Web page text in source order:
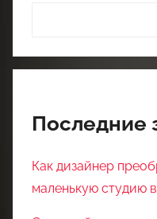
Последние
Как дизайнер
маленькую студию